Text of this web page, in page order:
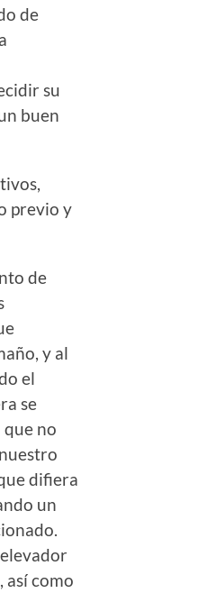
de
su
buen
previo y
de
y al
el
se
que no
difiera
un
así como